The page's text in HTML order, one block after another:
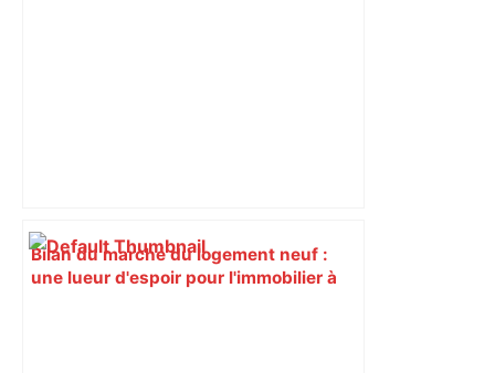
Bilan du marché du logement neuf :
une lueur d'espoir pour l'immobilier à